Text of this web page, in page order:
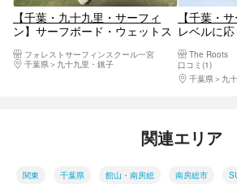
【千葉・九十九里・サーフィ
ン】サーフボード・ウェットス
フォレストサーフィンスクール一宮
千葉県
九十九里・銚子
【千葉・
レベルに
The Roots
口コミ(1)
千葉県
九
関連エリア
関東 千葉県 館山・南房総 南房総市